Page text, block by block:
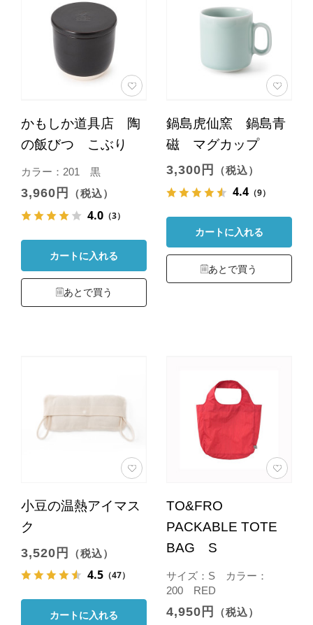
かもしか道具店 陶
の飯びつ こぶり
カラー：201 黒
3,960円 （税込）
4.0（3）
カートに入れる
あとで買う
鍋島虎仙窯 鍋島青
磁 マグカップ
3,300円 （税込）
4.4（9）
カートに入れる
あとで買う
小豆の温熱アイマス
ク
3,520円 （税込）
4.5（47）
カートに入れる
TO&FRO
PACKABLE TOTE
BAG S
サイズ：S カラー：
200 RED
4,950円 （税込）